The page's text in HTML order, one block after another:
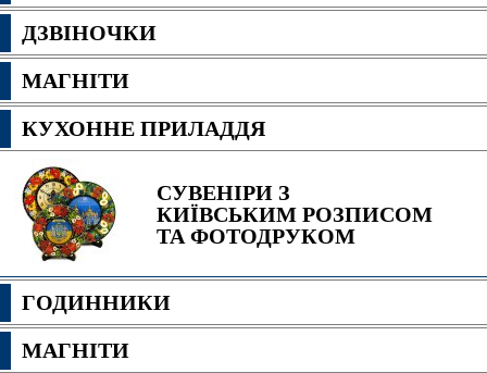
ДЗВІНОЧКИ
МАГНІТИ
КУХОННЕ ПРИЛАДДЯ
СУВЕНІРИ З
КИЇВСЬКИМ РОЗПИСОМ
ТА ФОТОДРУКОМ
ГОДИННИКИ
МАГНІТИ